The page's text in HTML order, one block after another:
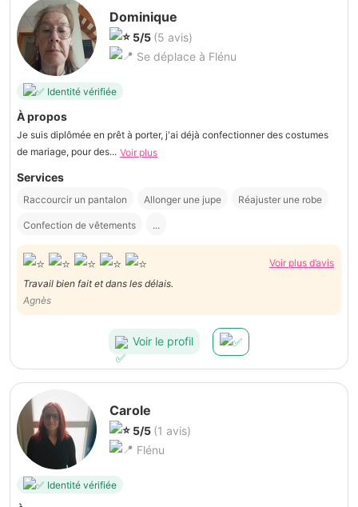
Dominique
5/5 (5 avis)
Se déplace à Flénu
Identité vérifiée
À propos
Je suis diplômée en prêt à porter, j'ai déjà confectionner des costumes
de mariage, pour des... Voir plus
Services
Raccourcir un pantalon Allonger une jupe Réajuster une robe
Confection de vêtements ...
Voir plus d’avis
Travail bien fait et dans les délais.
Agnès
Voir le profil
Carole
5/5 (1 avis)
Flénu
Identité vérifiée